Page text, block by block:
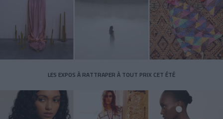
LES EXPOS À RATTRAPER À TOUT PRIX CET ÉTÉ